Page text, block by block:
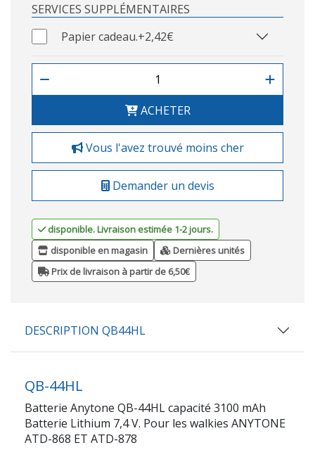
SERVICES SUPPLÉMENTAIRES
Papier cadeau.+2,42€
ACHETER
Vous l'avez trouvé moins cher
Demander un devis
disponible. Livraison estimée 1-2 jours.
disponible en magasin
Dernières unités
Prix de livraison à partir de 6,50€
DESCRIPTION QB44HL
QB-44HL
Batterie Anytone QB-44HL capacité 3100 mAh
Batterie Lithium 7,4 V. Pour les walkies ANYTONE
ATD-868 ET ATD-878